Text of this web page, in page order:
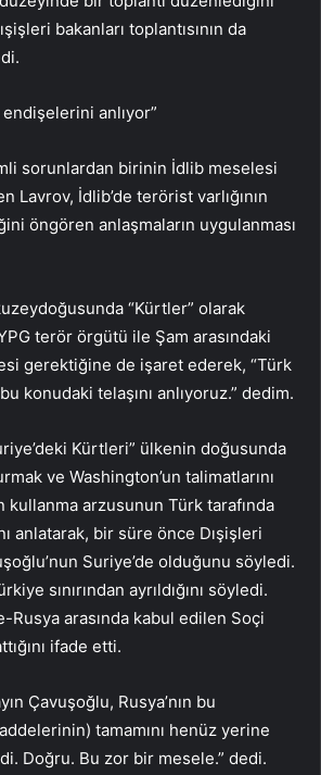
bakanları toplantısının da
anlıyor”
sorunlardan birinin İdlib meselesi
Lavrov, İdlib’de terörist varlığının
öngören anlaşmaların uygulanması
“Kürtler” olarak
terör örgütü ile Şam arasındaki
gerektiğine de işaret ederek, “Türk
konudaki telaşını anlıyoruz.” dedim.
Kürtleri” ülkenin doğusunda
ve Washington’un talimatlarını
arzusunun Türk tarafında
anlatarak, bir süre önce Dışişleri
Suriye’de olduğunu söyledi.
sınırından ayrıldığını söyledi.
Rusya arasında kabul edilen Soçi
ifade etti.
Çavuşoğlu, Rusya’nın bu
tamamını henüz yerine
Doğru. Bu zor bir mesele.” dedi.